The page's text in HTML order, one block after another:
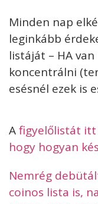
Minden nap
leginkább
listáját – HA
koncentrálni
esésnél ezek is
Afigyelőlistát itt
hogy hogyan
Nemrég
coinos lista is,